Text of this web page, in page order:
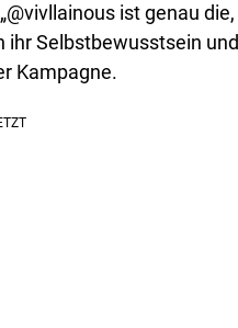
ist genau die,
ihr Selbstbewusstsein und
Kampagne.